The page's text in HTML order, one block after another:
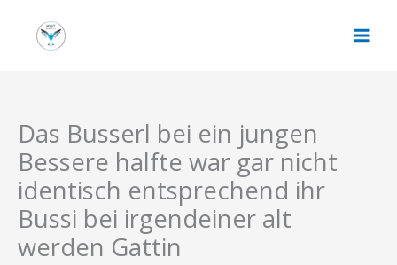
Das Busserl bei ein jungen
Bessere halfte war gar nicht
identisch entsprechend ihr
Bussi bei irgendeiner alt
werden Gattin